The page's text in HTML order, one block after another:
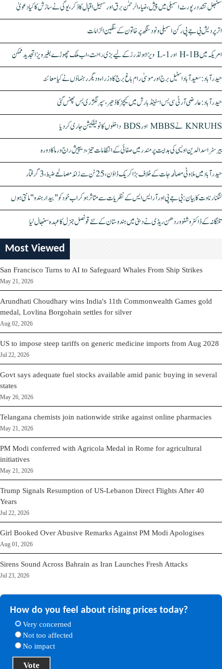
سنبھل تشدد رپورٹ اسمبلی میں پیش، ضیاء الرحمٰن برق اور سہیل اقبال کا ذکر، یوگی نے سازش کا کیا دعویٰ
اتر پردیش بی جے پی رکن اسمبلی ونود سنگھ پر خاتون کے سنگین الزامات
امریکہ میں H-1B اور L-1 ویزا ہولڈرز کے لیے بڑی راحت، اب ملک چھوڑے بغیر ویزا تجدید ممکن
حیدرآباد: سعیدآباد اسٹیل برج اور موسیٰ رام باغ برج کا وزراء و دیگر رہنماؤں نے کیا معائنہ
حیدرآباد: عارضی آر ٹی سی بس اسٹینڈ بارش میں کیچڑ کا ڈھیر، سپر لگژری بس پھنس گئی
KNRUHS نے MBBS اور BDS داخلوں کا نوٹیفکیشن جاری کر دیا
بیرسٹر اسدالدین اویسی کی ہدایت پر مندر میں صفائی کے انتظامات تیز، دیپیش راج ورما کا دورہ
حیدرآباد میں ملاوٹی مصالحہ جات کے خلاف بڑا کریک ڈاؤن، 25 ٹن سے زائد مصالحے ضبط، 3 گرفتار
کنگنا رناوت کا بیان: بی جے پی اور آر ایس ایس کے نظریات سے متاثر ہو کر اب خود کو "بیدار ہندو" مانتی ہوں
تلنگانہ کے ڈاکٹر وشنو وردھن ریڈی نے دبئی میں ہندوستان کے نئے قونصل جنرل کا عہدہ سنبھال لیا
Most Viewed
San Francisco Turns to AI to Safeguard Whales From Ship Strikes
May 21, 2026
Arundhati Choudhary wins India's 11th Commonwealth Games gold
medal, Lovlina Borgohain settles for silver
Aug 02, 2026
US to impose steep tariffs on generic medicine imports from Aug 2028
Jul 22, 2026
Govt says adequate fuel stocks available amid panic buying in several
states
May 26, 2026
Telangana chemists join nationwide strike against online pharmacies
May 21, 2026
PM Modi conferred with Agricola Medal in Rome for agricultural
initiatives
May 21, 2026
Trump Signals Resumption of US-Lebanon Direct Flights After 40
Years
Jul 22, 2026
Girl Booked Over Abusive Remarks Against PM Modi Apologises
Aug 01, 2026
Sirens Sound Across Bahrain as Iran Launches Fresh Attacks
Jul 23, 2026
How do you feel about rising prices today?
Very concerned
Not too affected
No impact